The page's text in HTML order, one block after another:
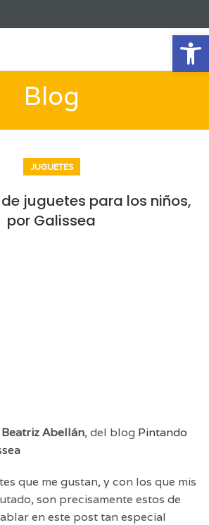
Blog
JUGUETES
juguetes para los niños,
por Galissea
Beatriz Abellán, del blog Pintando
que me gustan, y con los que mis
son precisamente estos de
en este post tan especial